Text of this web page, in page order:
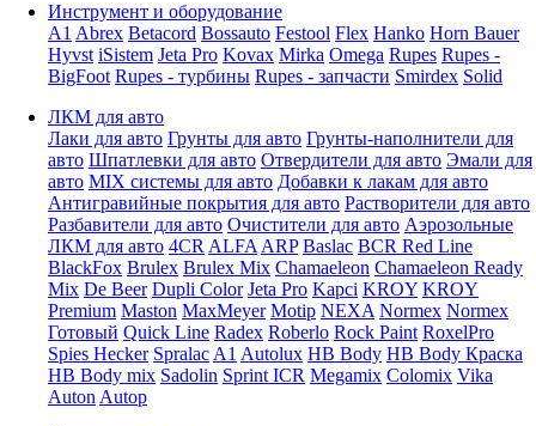
Инструмент и оборудование
A1 Abrex Betacord Bossauto Festool Flex Hanko Horn Bauer
Hyvst iSistem Jeta Pro Kovax Mirka Omega Rupes Rupes -
BigFoot Rupes - турбины Rupes - запчасти Smirdex Solid
ЛКМ для авто
Лаки для авто Грунты для авто Грунты-наполнители для
авто Шпатлевки для авто Отвердители для авто Эмали для
авто MIX системы для авто Добавки к лакам для авто
Антигравийные покрытия для авто Растворители для авто
Разбавители для авто Очистители для авто Аэрозольные
ЛКМ для авто 4CR ALFA ARP Baslac BCR Red Line
BlackFox Brulex Brulex Mix Chamaeleon Chamaeleon Ready
Mix De Beer Dupli Color Jeta Pro Kapci KROY KROY
Premium Maston MaxMeyer Motip NEXA Normex Normex
Готовый Quick Line Radex Roberlo Rock Paint RoxelPro
Spies Hecker Spralac A1 Autolux HB Body HB Body Краска
HB Body mix Sadolin Sprint ICR Megamix Colomix Vika
Auton Autop